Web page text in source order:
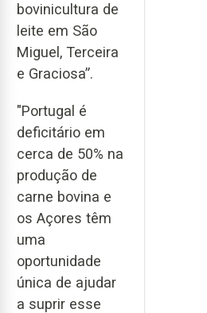
bovinicultura de
leite em São
Miguel, Terceira
e Graciosa”.
"Portugal é
deficitário em
cerca de 50% na
produção de
carne bovina e
os Açores têm
uma
oportunidade
única de ajudar
a suprir esse